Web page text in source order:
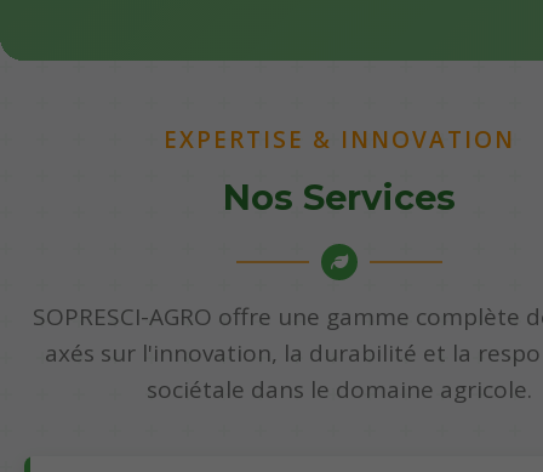
EXPERTISE & INNOVATION
Nos Services
SOPRESCI-AGRO offre une gamme complète
axés sur l'innovation, la durabilité et la
sociétale dans le domaine agricole.